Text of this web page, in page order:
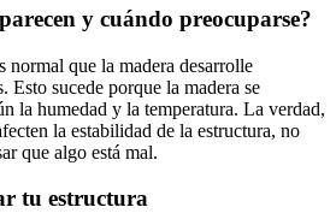
y cuándo preocuparse?
normal que la madera desarrolle
Esto sucede porque la madera se
la humedad y la temperatura. La verdad,
la estabilidad de la estructura, no
que algo está mal.
tu estructura